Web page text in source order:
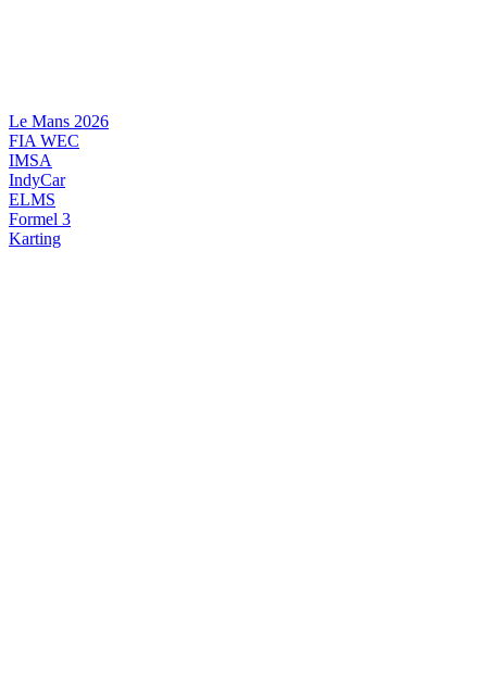
Le Mans 2026
FIA WEC
IMSA
IndyCar
ELMS
Formel 3
Karting